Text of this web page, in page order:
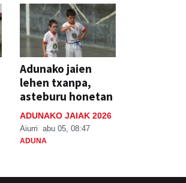
Adunako jaien
lehen txanpa,
asteburu honetan
ADUNAKO JAIAK 2026
Aiurri abu 05, 08:47
ADUNA